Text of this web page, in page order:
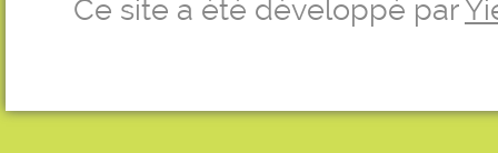
Ce site a été développé par